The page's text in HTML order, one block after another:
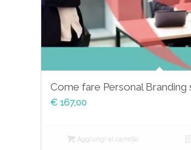
Come fare Personal Branding
€ 167,00
Aggiungi al carrello